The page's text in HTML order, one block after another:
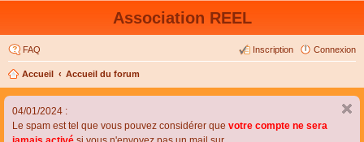
Association REEL
FAQ Connexion
Inscription
Accueil Accueil du forum
04/01/2024 :
Le spam est tel que vous pouvez considérer que votre compte ne sera